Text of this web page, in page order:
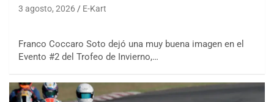
3 agosto, 2026 E-Kart
Franco Coccaro Soto dejó una muy buena imagen en el
Evento #2 del Trofeo de Invierno,…